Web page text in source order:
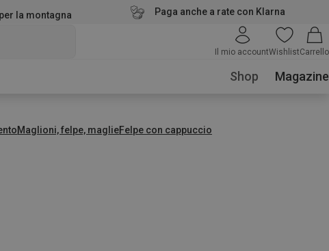
la montagna Paga anche a rate con Klarna
Il mio accountWishlistCarrello
Shop Magazine
Maglioni, felpe, maglieFelpe con cappuccio